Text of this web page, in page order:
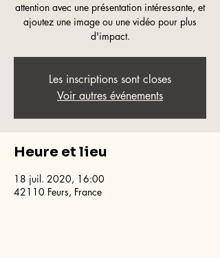
attention avec une présentation intéressante, et
ajoutez une image ou une vidéo pour plus
d'impact.
Les inscriptions sont closes
Voir autres événements
Heure et lieu
18 juil. 2020, 16:00
42110 Feurs, France